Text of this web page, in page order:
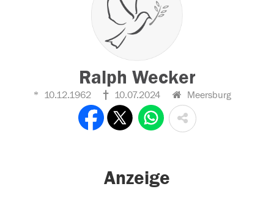
Ralph Wecker
10.12.1962 10.07.2024 Meersburg
Anzeige